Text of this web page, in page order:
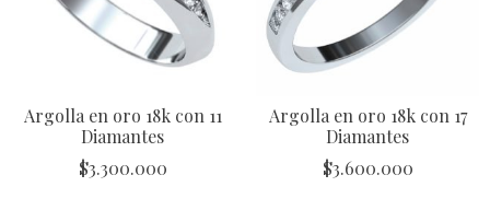
Argolla en oro 18k con 11
Diamantes
$3.300.000
Argolla en oro 18k con 17
Diamantes
$3.600.000